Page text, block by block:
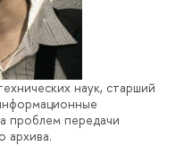
наук, старший
проблем передачи
архива.